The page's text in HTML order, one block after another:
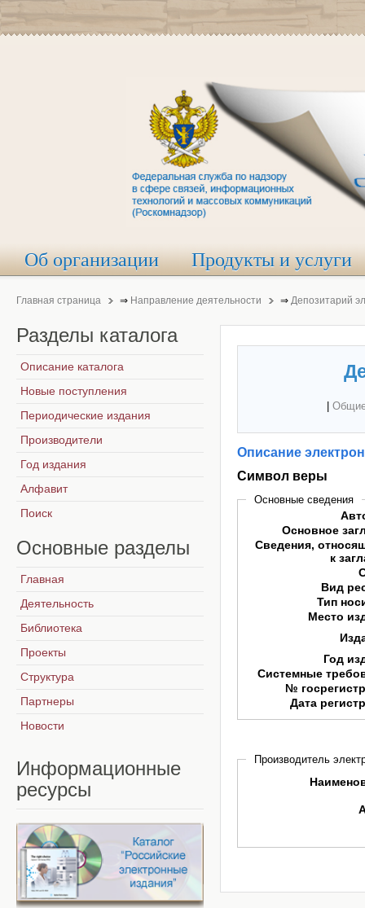
Об организации Продукты и услуги
Главная страница ⇒ Направление деятельности ⇒ Депозитарий
Описание
Символ веры
Основные сведения
Основное
Сведения,
к
Вид
Тип
Место
Год
Системные
№
Дата
Производитель
Разделы каталога
Описание каталога
Новые поступления
Периодические издания
Производители
Год издания
Алфавит
Поиск
Основные разделы
Главная
Деятельность
Библиотека
Проекты
Структура
Партнеры
Новости
Информационные
ресурсы